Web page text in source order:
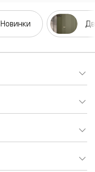
Новинки